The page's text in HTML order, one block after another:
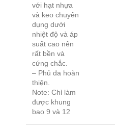
với hạt nhựa
và keo chuyên
dụng dưới
nhiệt độ và áp
suất cao nên
rất bền và
cứng chắc.
– Phủ da hoàn
thiện.
Note: Chỉ làm
được khung
bao 9 và 12